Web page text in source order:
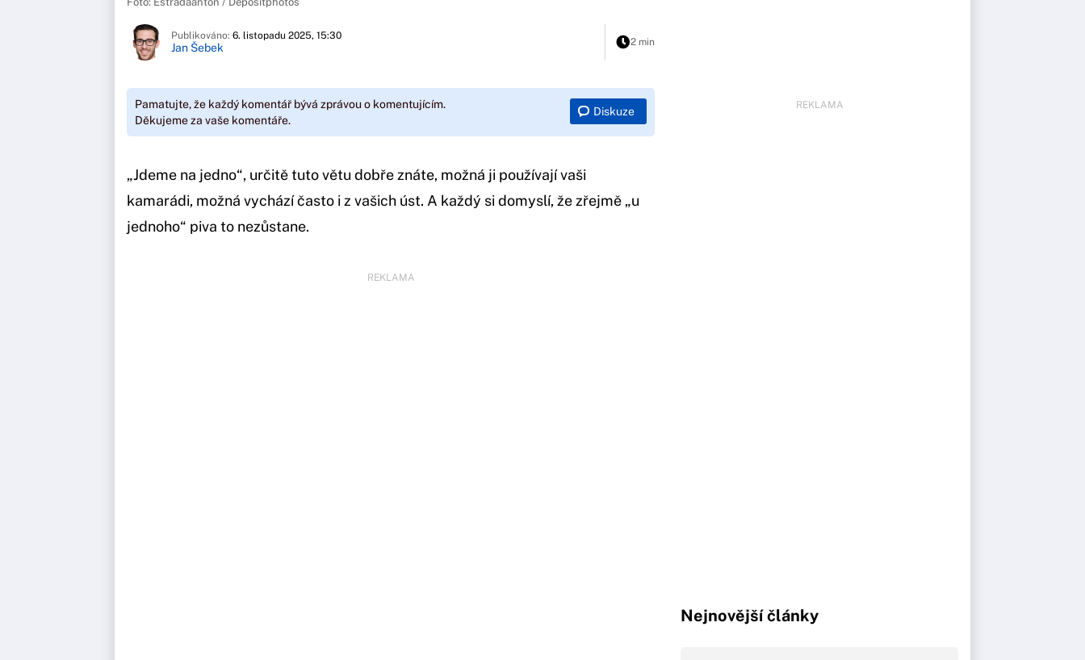
Publikováno: 6. listopadu 2025, 15:30
Jan Šebek 2 min
Pamatujte, že každý komentář bývá zprávou o komentujícím.
Děkujeme za vaše komentáře.
Diskuze
„Jdeme na jedno“, určitě tuto větu dobře znáte, možná ji používají vaši
kamarádi, možná vychází často i z vašich úst. A každý si domyslí, že zřejmě „u
jednoho“ piva to nezůstane.
REKLAMA
REKLAMA
Nejnovější články